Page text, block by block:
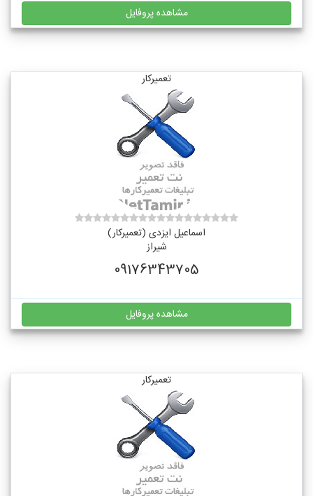
مشاهده پروفایل
تعمیرکار
اسماعیل ایزدی (تعمیرکار)
شیراز
09176343705
مشاهده پروفایل
تعمیرکار